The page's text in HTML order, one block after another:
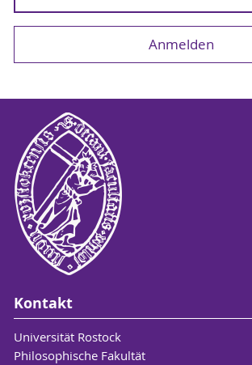
Kontakt
Universität Rostock
Philosophische Fakultät